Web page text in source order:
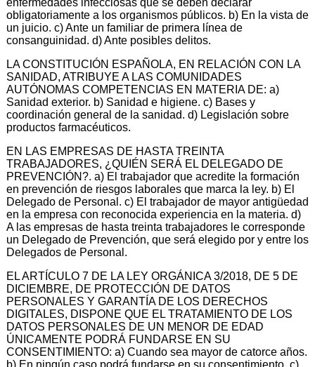
obligatoriamente a los organismos públicos. b) En la vista de
un juicio. c) Ante un familiar de primera línea de
consanguinidad. d) Ante posibles delitos.
LA CONSTITUCIÓN ESPAÑOLA, EN RELACIÓN CON LA
SANIDAD, ATRIBUYE A LAS COMUNIDADES
AUTÓNOMAS COMPETENCIAS EN MATERIA DE: a)
Sanidad exterior. b) Sanidad e higiene. c) Bases y
coordinación general de la sanidad. d) Legislación sobre
productos farmacéuticos.
EN LAS EMPRESAS DE HASTA TREINTA
TRABAJADORES, ¿QUIÉN SERÁ EL DELEGADO DE
PREVENCIÓN?. a) El trabajador que acredite la formación
en prevención de riesgos laborales que marca la ley. b) El
Delegado de Personal. c) El trabajador de mayor antigüedad
en la empresa con reconocida experiencia en la materia. d)
A las empresas de hasta treinta trabajadores le corresponde
un Delegado de Prevención, que será elegido por y entre los
Delegados de Personal.
EL ARTÍCULO 7 DE LA LEY ORGÁNICA 3/2018, DE 5 DE
DICIEMBRE, DE PROTECCIÓN DE DATOS
PERSONALES Y GARANTÍA DE LOS DERECHOS
DIGITALES, DISPONE QUE EL TRATAMIENTO DE LOS
DATOS PERSONALES DE UN MENOR DE EDAD
ÚNICAMENTE PODRÁ FUNDARSE EN SU
CONSENTIMIENTO: a) Cuando sea mayor de catorce años.
b) En ningún caso podrá fundarse en su consentimiento. c)